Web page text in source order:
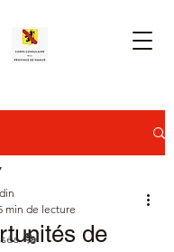
🎭
de
min de lecture